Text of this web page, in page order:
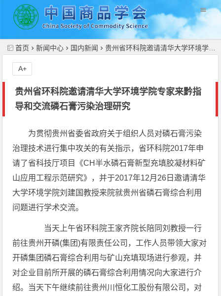
首页 新闻中心 国内新闻 贵州省环科院邀请清华大学环境学院专家来黔指导和交流磷石膏污染治理研究
贵州省环科院邀请清华大学环境学院专家来黔指
导和交流磷石膏污染治理研究
A+
为贯彻贵州省委省政府关于组织人员对磷石膏污染
治理技术进行集中攻关的有关指示，省环科院2017年申
请了省科技厅项目《CH半水磷石膏新型充填胶凝材料矿
山应用工程示范研究》，并于2017年12月26日邀请清华
大学环境学院刘建国教授来院就贵州省磷石膏综合利用
问题进行学术交流。
当天上午省环科院王家齐院长陪同刘教授一行
前往贵州开磷(集团)有限责任公司，工作人员带领大家对
开磷集团磷石膏综合利用与矿山充填现场进行参观，并
对企业目前所开展的磷石膏综合利用情况向大家进行介
绍。当天下午继续前往贵州川恒化工股份有限公司，对